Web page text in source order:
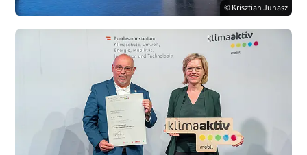
© Krisztian Juhasz